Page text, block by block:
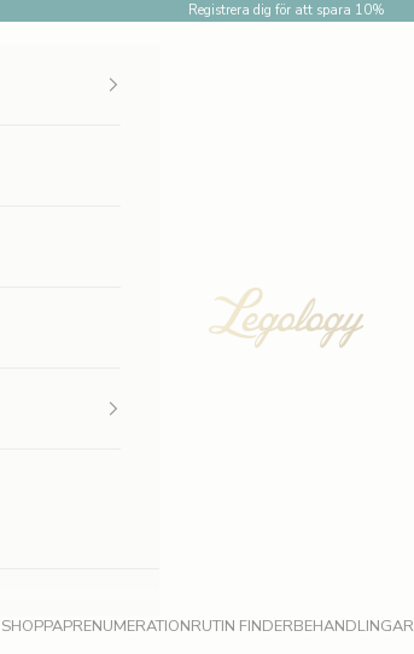
Registrera dig för att spara 10%
Legology
SHOPPAPRENUMERATIONRUTIN FINDERBEHANDLINGAR